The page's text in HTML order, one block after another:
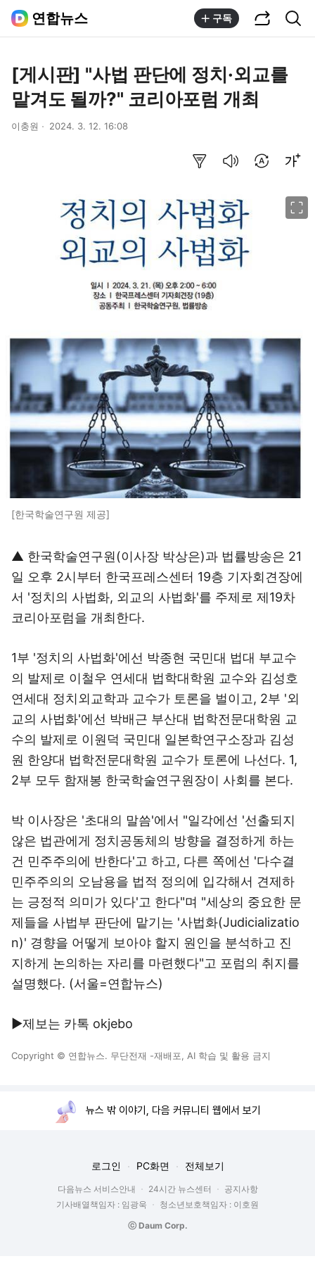
연합뉴스 구독
[게시판] "사법 판단에 정치·외교를
맡겨도 될까?" 코리아포럼 개최
이충원 2024. 3. 12. 16:08
[한국학술연구원 제공]
▲ 한국학술연구원(이사장 박상은)과 법률방송은 21
일 오후 2시부터 한국프레스센터 19층 기자회견장에
서 '정치의 사법화, 외교의 사법화'를 주제로 제19차
코리아포럼을 개최한다.
1부 '정치의 사법화'에선 박종현 국민대 법대 부교수
의 발제로 이철우 연세대 법학대학원 교수와 김성호
연세대 정치외교학과 교수가 토론을 벌이고, 2부 '외
교의 사법화'에선 박배근 부산대 법학전문대학원 교
수의 발제로 이원덕 국민대 일본학연구소장과 김성
원 한양대 법학전문대학원 교수가 토론에 나선다. 1,
2부 모두 함재봉 한국학술연구원장이 사회를 본다.
박 이사장은 '초대의 말씀'에서 "일각에선 '선출되지
않은 법관에게 정치공동체의 방향을 결정하게 하는
건 민주주의에 반한다'고 하고, 다른 쪽에선 '다수결
민주주의의 오남용을 법적 정의에 입각해서 견제하
는 긍정적 의미가 있다'고 한다"며 "세상의 중요한 문
제들을 사법부 판단에 맡기는 '사법화(Judicializatio
n)' 경향을 어떻게 보아야 할지 원인을 분석하고 진
지하게 논의하는 자리를 마련했다"고 포럼의 취지를
설명했다. (서울=연합뉴스)
▶제보는 카톡 okjebo
Copyright © 연합뉴스. 무단전재 -재배포, AI 학습 및 활용 금지
뉴스 밖 이야기, 다음 커뮤니티 웹에서 보기
로그인 PC화면 전체보기
다음뉴스 서비스안내 24시간 뉴스센터
공지사항
기사배열책임자 : 임광욱
청소년보호책임자 : 이호원
ⓒ Daum Corp.